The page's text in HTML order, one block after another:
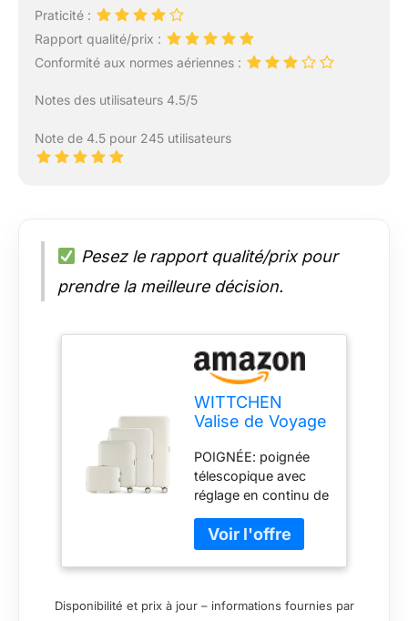
Praticité :
Rapport qualité/prix :
Conformité aux normes aériennes :
Notes des utilisateurs 4.5/5
Note de 4.5 pour 245 utilisateurs
Pesez le rapport qualité/prix pour
prendre la meilleure décision.
WITTCHEN
Valise de Voyage
en
Polycarbonate
Bagages à Main
avec 4 roulettes
pivotantes
Serrure à
Combinaison
télescopique GL
POIGNÉE: poignée
télescopique avec
réglage en continu de
traction agréable et
une POIGNÉE
optimale. Équipée en
poignées
Disponibilité et prix à jour – informations fournies par